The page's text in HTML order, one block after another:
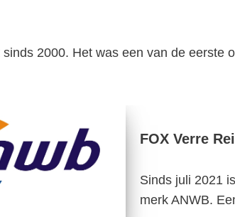
sinds 2000. Het was een van de eerste
FOX Verre
Sinds juli 2021
merk ANWB.